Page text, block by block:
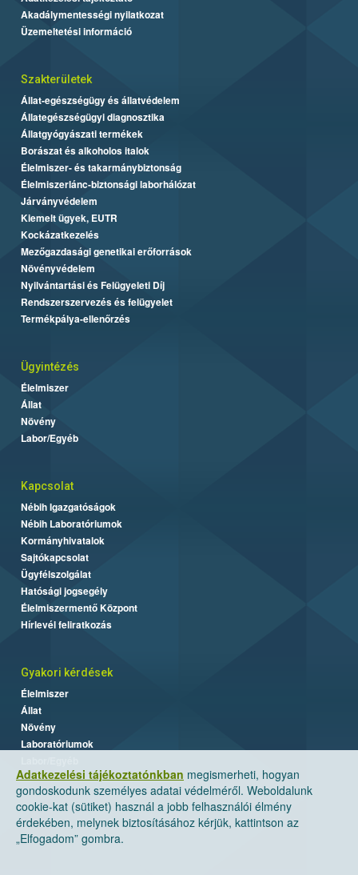
Adatkezelési tájékoztatónkban megismerheti, hogyan
gondoskodunk személyes adatai védelméről. Weboldalunk
cookie-kat (sütiket) használ a jobb felhasználói élmény
érdekében, melynek biztosításához kérjük, kattintson az
„Elfogadom” gombra.
Akadálymentességi nyilatkozat
Üzemeltetési információ
Szakterületek
Állat-egészségügy és állatvédelem
Állategészségügyi diagnosztika
Állatgyógyászati termékek
Borászat és alkoholos italok
Élelmiszer- és takarmánybiztonság
Élelmiszerlánc-biztonsági laborhálózat
Járványvédelem
Kiemelt ügyek, EUTR
Kockázatkezelés
Mezőgazdasági genetikai erőforrások
Növényvédelem
Nyilvántartási és Felügyeleti Díj
Rendszerszervezés és felügyelet
Termékpálya-ellenőrzés
Ügyintézés
Élelmiszer
Állat
Növény
Labor/Egyéb
Kapcsolat
Nébih Igazgatóságok
Nébih Laboratóriumok
Kormányhivatalok
Sajtókapcsolat
Ügyfélszolgálat
Hatósági jogsegély
Élelmiszermentő Központ
Hírlevél feliratkozás
Gyakori kérdések
Élelmiszer
Állat
Növény
Laboratóriumok